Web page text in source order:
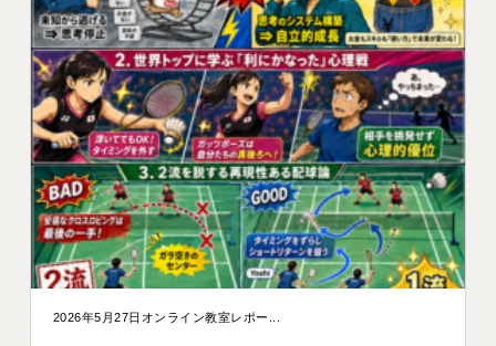
2026年5月27日オンライン教室レポー...